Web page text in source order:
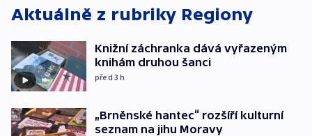
Aktuálně z rubriky Regiony
Knižní záchranka dává vyřazeným
knihám druhou šanci
před 3h
„Brněnské hantec“ rozšíří kulturní
seznam na jihu Moravy